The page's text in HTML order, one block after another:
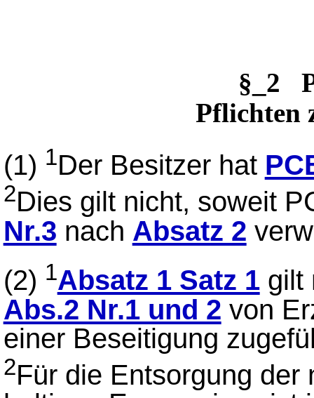
§_2
Pflichten
(1) 1Der Besitzer hat
2Dies gilt nicht, soweit
Nr.3 nach Absatz 2
(2) 1Absatz 1 Satz 1gilt
Abs.2 Nr.1 und 2 von
einer Beseitigung
2Für die Entsorgung